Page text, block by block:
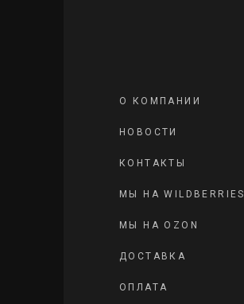
О КОМПАНИИ
НОВОСТИ
КОНТАКТЫ
МЫ НА WILDBERRIES
МЫ НА OZON
ДОСТАВКА
ОПЛАТА